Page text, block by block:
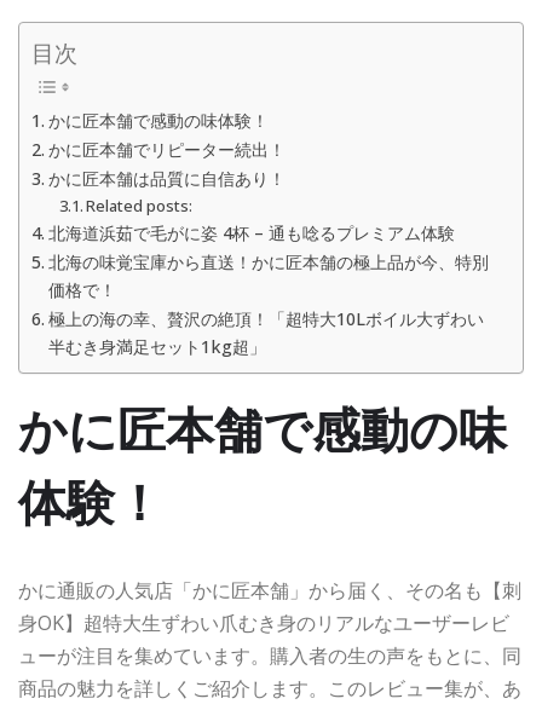
目次
かに匠本舗で感動の味体験！
かに匠本舗でリピーター続出！
かに匠本舗は品質に自信あり！
Related posts:
北海道浜茹で毛がに姿 4杯 – 通も唸るプレミアム体験
北海の味覚宝庫から直送！かに匠本舗の極上品が今、特別
価格で！
極上の海の幸、贅沢の絶頂！「超特大10Lボイル大ずわい
半むき身満足セット1kg超」
かに匠本舗で感動の味
体験！
かに通販の人気店「かに匠本舗」から届く、その名も【刺
身OK】超特大生ずわい爪むき身のリアルなユーザーレビ
ューが注目を集めています。購入者の生の声をもとに、同
商品の魅力を詳しくご紹介します。このレビュー集が、あ